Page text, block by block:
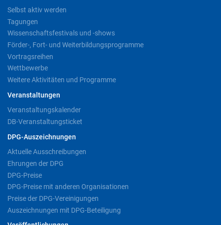
Selbst aktiv werden
Tagungen
Wissenschaftsfestivals und -shows
Förder-, Fort- und Weiterbildungsprogramme
Vortragsreihen
Wettbewerbe
Weitere Aktivitäten und Programme
Veranstaltungen
Veranstaltungskalender
DB-Veranstaltungsticket
DPG-Auszeichnungen
Aktuelle Ausschreibungen
Ehrungen der DPG
DPG-Preise
DPG-Preise mit anderen Organisationen
Preise der DPG-Vereinigungen
Auszeichnungen mit DPG-Beteiligung